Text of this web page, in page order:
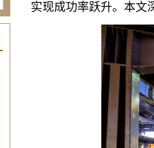
实现成功率跃升。本文